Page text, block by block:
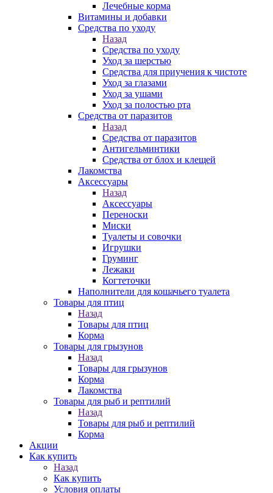
Лечебные корма
Витамины и добавки
Средства по уходу
Назад
Средства по уходу
Уход за шерстью
Средства для приучения к чистоте
Уход за глазами
Уход за ушами
Уход за полостью рта
Средства от паразитов
Назад
Средства от паразитов
Антигельминтики
Средства от блох и клещей
Лакомства
Аксессуары
Назад
Аксессуары
Переноски
Миски
Туалеты и совочки
Игрушки
Груминг
Лежаки
Когтеточки
Наполнители для кошачьего туалета
Товары для птиц
Назад
Товары для птиц
Корма
Товары для грызунов
Назад
Товары для грызунов
Корма
Лакомства
Товары для рыб и рептилий
Назад
Товары для рыб и рептилий
Корма
Акции
Как купить
Назад
Как купить
Условия оплаты